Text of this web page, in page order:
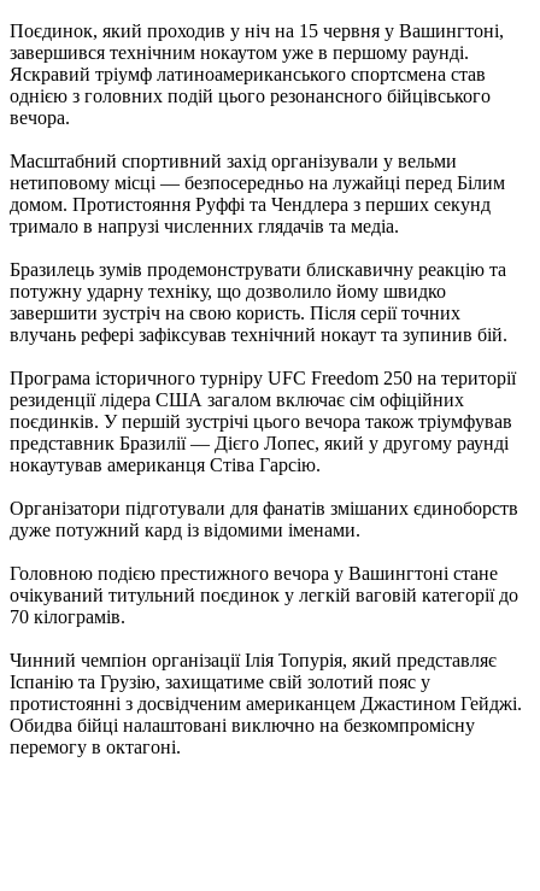
Поєдинок, який проходив у ніч на 15 червня у Вашингтоні,
завершився технічним нокаутом уже в першому раунді.
Яскравий тріумф латиноамериканського спортсмена став
однією з головних подій цього резонансного бійцівського
вечора.
Масштабний спортивний захід організували у вельми
нетиповому місці — безпосередньо на лужайці перед Білим
домом. Протистояння Руффі та Чендлера з перших секунд
тримало в напрузі численних глядачів та медіа.
Бразилець зумів продемонструвати блискавичну реакцію та
потужну ударну техніку, що дозволило йому швидко
завершити зустріч на свою користь. Після серії точних
влучань рефері зафіксував технічний нокаут та зупинив бій.
Програма історичного турніру UFC Freedom 250 на території
резиденції лідера США загалом включає сім офіційних
поєдинків. У першій зустрічі цього вечора також тріумфував
представник Бразилії — Дієго Лопес, який у другому раунді
нокаутував американця Стіва Гарсію.
Організатори підготували для фанатів змішаних єдиноборств
дуже потужний кард із відомими іменами.
Головною подією престижного вечора у Вашингтоні стане
очікуваний титульний поєдинок у легкій ваговій категорії до
70 кілограмів.
Чинний чемпіон організації Ілія Топурія, який представляє
Іспанію та Грузію, захищатиме свій золотий пояс у
протистоянні з досвідченим американцем Джастином Гейджі.
Обидва бійці налаштовані виключно на безкомпромісну
перемогу в октагоні.